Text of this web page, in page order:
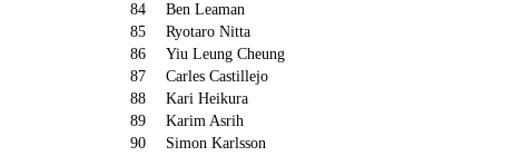
84
Ben Leaman
85
Ryotaro Nitta
86
Yiu Leung Cheung
87
Carles Castillejo
88
Kari Heikura
89
Karim Asrih
90
Simon Karlsson